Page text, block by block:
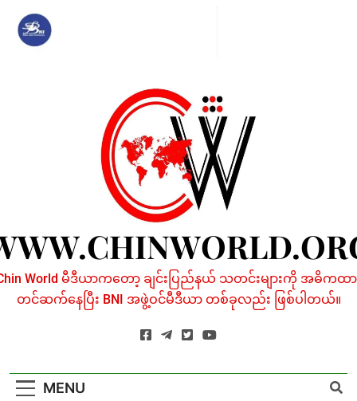
content
World မီဒီယာကတော့ ချင်းပြည်နယ် သတင်းများကို အဓိကထာ
တင်ဆက်နေပြီး BNI အဖွဲ့ဝင်မီဒီယာ တစ်ခုလည်း ဖြစ်ပါတယ်။
MENU